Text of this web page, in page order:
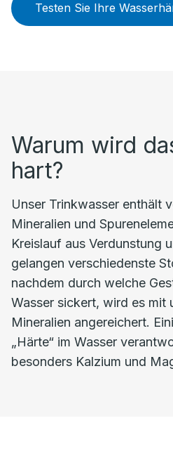
Testen Sie Ihre
Warum wird
hart?
Unser Trinkwasser enthält
Mineralien und
Kreislauf aus Verdunstung
gelangen verschiedenste
nachdem durch welche
Wasser sickert, wird es mit
Mineralien angereichert.
„Härte“ im Wasser
besonders Kalzium und